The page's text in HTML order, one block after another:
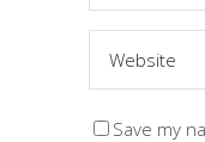
Save my